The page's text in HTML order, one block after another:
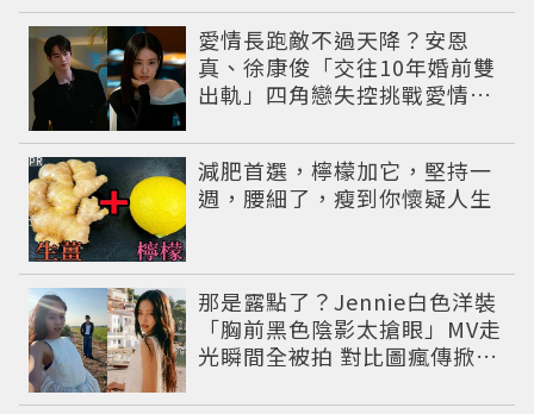
愛情長跑敵不過天降？安恩
真、徐康俊「交往10年婚前雙
出軌」四角戀失控挑戰愛情底
減肥首選，檸檬加它，堅持一
週，腰細了，瘦到你懷疑人生
PR
那是露點了？Jennie白色洋裝
「胸前黑色陰影太搶眼」MV走
光瞬間全被拍 對比圖瘋傳掀論